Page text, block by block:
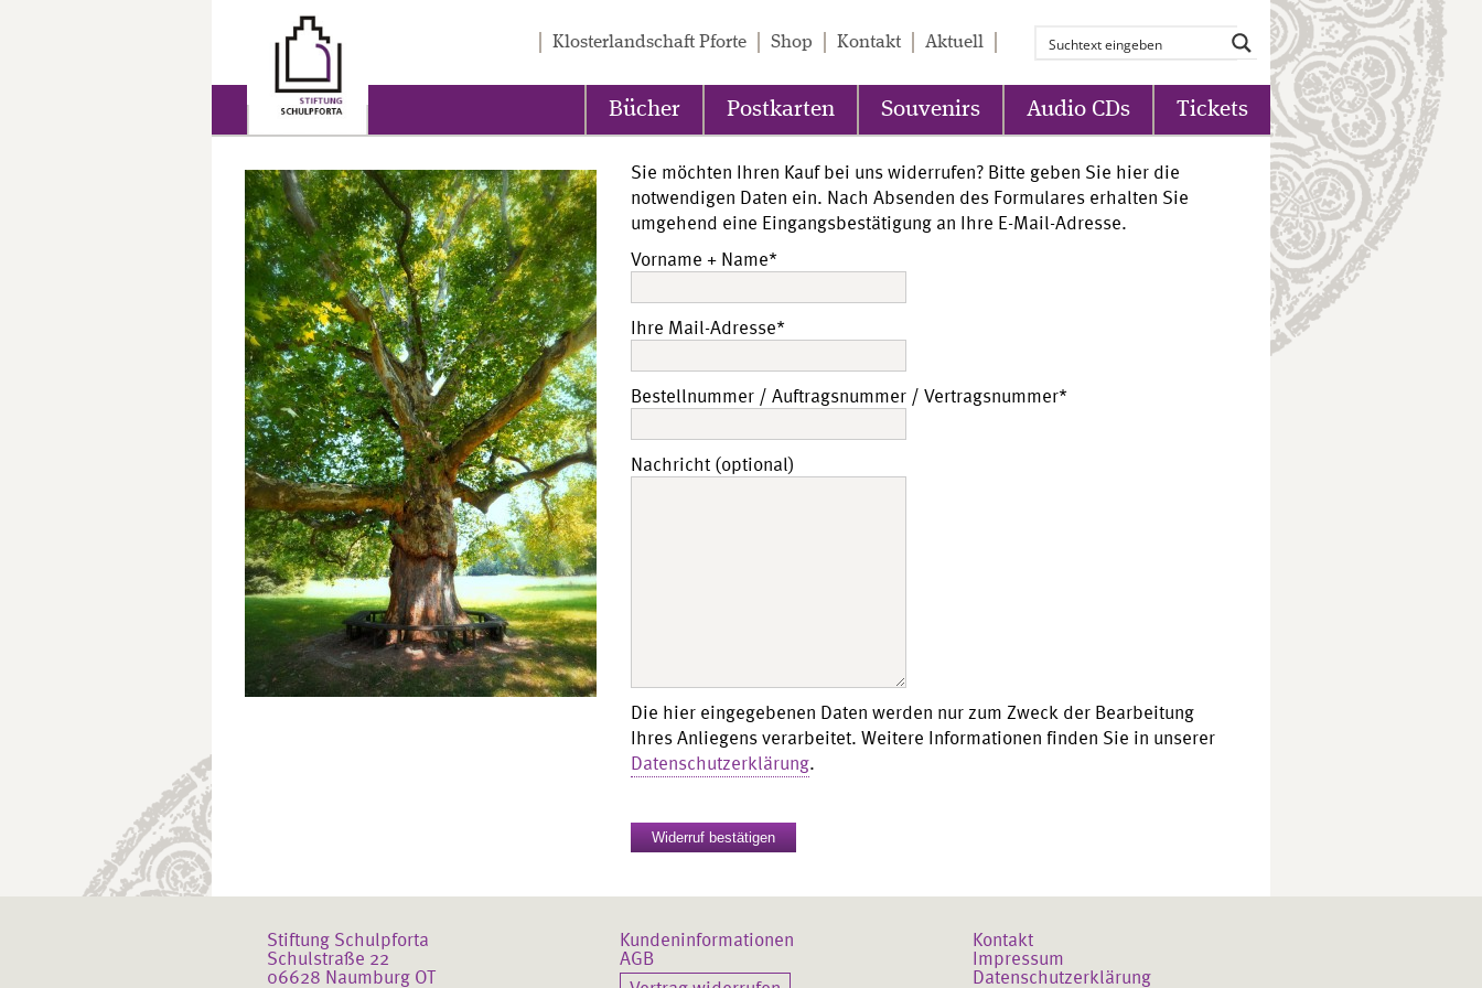
Bücher Postkarten Souvenirs Audio CDs Tickets
Klosterlandschaft Pforte Shop Kontakt Aktuell
Sie möchten Ihren Kauf bei uns widerrufen? Bitte geben Sie hier die
notwendigen Daten ein. Nach Absenden des Formulares erhalten Sie
umgehend eine Eingangsbestätigung an Ihre E-Mail-Adresse.
Vorname + Name*
Ihre Mail-Adresse*
Bestellnummer / Auftragsnummer / Vertragsnummer*
Nachricht (optional)
Bitte lasse dieses Feld leer.
Bitte lasse dieses Feld leer.
Die hier eingegebenen Daten werden nur zum Zweck der Bearbeitung
Ihres Anliegens verarbeitet. Weitere Informationen finden Sie in unserer
Datenschutzerklärung.
Stiftung Schulpforta
Schulstraße 22
06628 Naumburg OT
Kundeninformationen
AGB
Kontakt
Impressum
Datenschutzerklärung